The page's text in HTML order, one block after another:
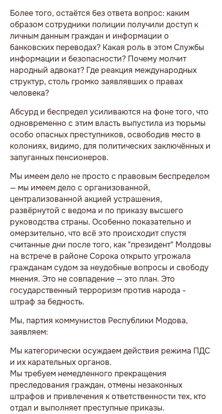
Более того, остаётся без ответа вопрос: каким
образом сотрудники полиции получили доступ к
личным данным граждан и информации о
банковских переводах? Какая роль в этом Службы
информации и безопасности? Почему молчит
народный адвокат? Где реакция международных
структур, столь громко заявлявших о правах
человека?
Абсурд и беспредел усиливаются на фоне того, что
одновременно с этим власть выпустила из тюрьмы
особо опасных преступников, освободив место в
колониях, видимо, для политических заключённых и
запуганных пенсионеров.
Мы имеем дело не просто с правовым беспределом
— мы имеем дело с организованной,
централизованной акцией устрашения,
развёрнутой с ведома и по приказу высшего
руководства страны. Особенно показательно и
омерзительно, что всё это происходит спустя
считанные дни после того, как "президент" Молдовы
на встрече в районе Сорока открыто угрожала
гражданам судом за неудобные вопросы и свободу
мнения. Это не совпадение — это план. Это
государственный терроризм против народа -
штраф за бедность.
Мы, партия коммунистов Республики Модова,
заявляем:
Мы категорически осуждаем действия режима ПДС
и их карательных органов.
Мы требуем немедленного прекращения
преследования граждан, отмены незаконных
штрафов и привлечения к ответственности тех, кто
отдал и выполняет преступные приказы.